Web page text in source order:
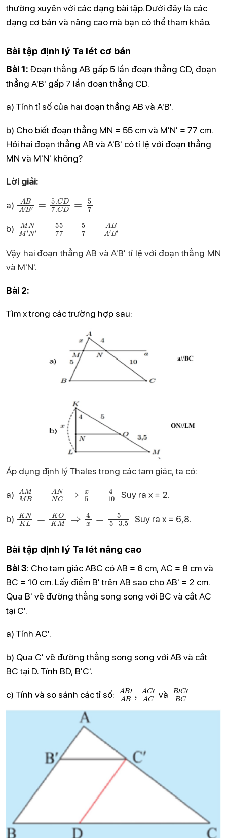
thường xuyên với các dạng bài tập. Dưới đây là các
dạng cơ bản và nâng cao mà bạn có thể tham khảo.
Bài tập định lý Ta lét cơ bản
Bài 1:Đoạn thẳng AB gấp 5 lần đoạn thẳng CD, đoạn
thẳng A'B' gấp 7 lần đoạn thẳng CD.
a) Tính tỉ số của hai đoạn thẳng AB và A'B'.
b) Cho biết đoạn thẳng MN = 55 cm và M'N' = 77 cm.
Hỏi hai đoạn thẳng AB và A'B' có tỉ lệ với đoạn thẳng
MN và M'N' không?
Lời giải:
a)
BA 5 .CD D
b)
MNM =55 = AB
Vậy hai đoạn thẳng AB và A'B' tỉ lệ với đoạn thẳng MN
và M'N'.
Bài 2:
Tìm x trong các trường hợp sau:
Áp dụng định lý Thales trong các tam giác, ta có:
a)
AMM AN ⇒x 4
Suy ra x = 2.
b)
KNK OK 4 +3
Suy ra x = 6,8.
Bài tập định lý Ta lét nâng cao
Bài 3: Cho tam giác ABC có AB = 6 cm, AC = 8 cm và
BC = 10 cm. Lấy điểm B' trên AB sao cho AB' = 2 cm.
Qua B' vẽ đường thẳng song song với BC và cắt AC
tại C'.
a) Tính AC'.
b) Qua C' vẽ đường thẳng song song với AB và cắt
BC tại D. Tính BD, B'C'.
c) Tính và so sánh các tỉ số:
AB'A ,AC C
và
B'C'B